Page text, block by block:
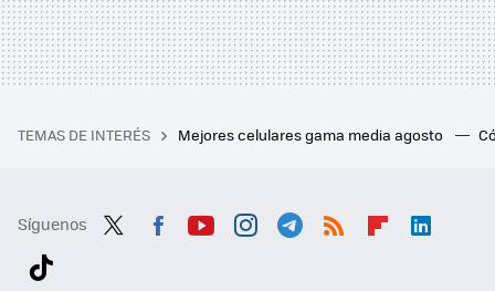
TEMAS DE INTERÉS Mejores celulares gama media agosto
Síguenos